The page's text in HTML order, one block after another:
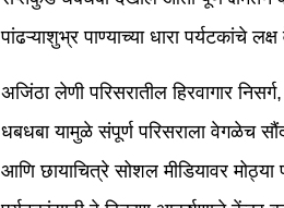
पांढऱ्याशुभ्र पाण्याच्या धारा पर्यटकांचे
अजिंठा लेणी परिसरातील हिरवागार
धबधबा यामुळे संपूर्ण परिसराला वेगळेच
आणि छायाचित्रे सोशल मीडियावर